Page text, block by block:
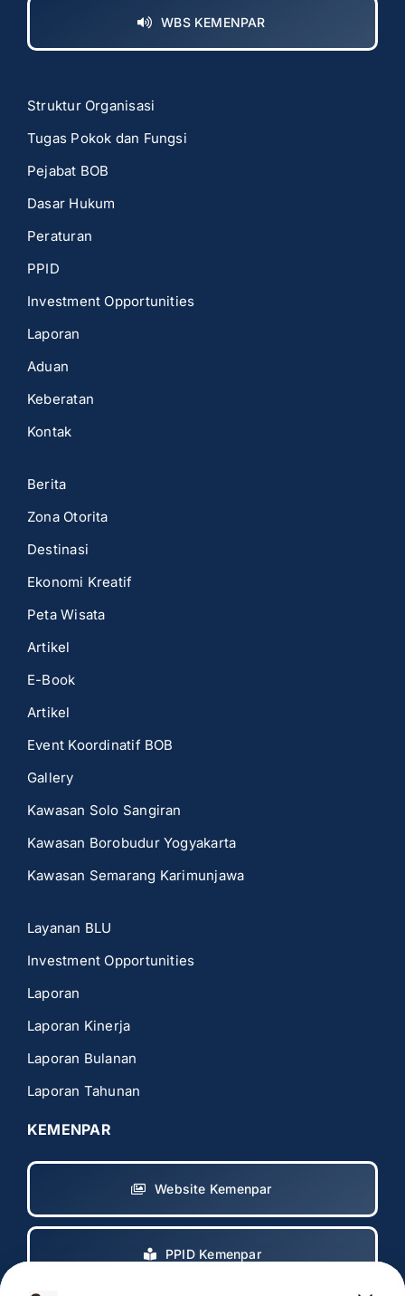
WBS KEMENPAR
Struktur Organisasi
Tugas Pokok dan Fungsi
Pejabat BOB
Dasar Hukum
Peraturan
PPID
Investment Opportunities
Laporan
Aduan
Keberatan
Kontak
Berita
Zona Otorita
Destinasi
Ekonomi Kreatif
Peta Wisata
Artikel
E-Book
Artikel
Event Koordinatif BOB
Gallery
Kawasan Solo Sangiran
Kawasan Borobudur Yogyakarta
Kawasan Semarang Karimunjawa
Layanan BLU
Investment Opportunities
Laporan
Laporan Kinerja
Laporan Bulanan
Laporan Tahunan
KEMENPAR
Website Kemenpar
PPID Kemenpar